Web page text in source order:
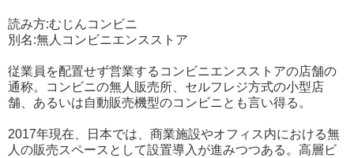
読み方:むじんコンビニ
別名:無人コンビニエンスストア
従業員を配置せず営業するコンビニエンスストアの店舗の
通称。コンビニの無人販売所、セルフレジ方式の小型店
舗、あるいは自動販売機型のコンビニとも言い得る。
2017年現在、日本では、商業施設やオフィス内における無
人の販売スペースとして設置導入が進みつつある。高層ビ